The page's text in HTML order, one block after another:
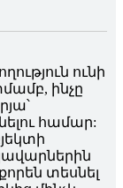
ունի
ինչը
համար:
տեսնել